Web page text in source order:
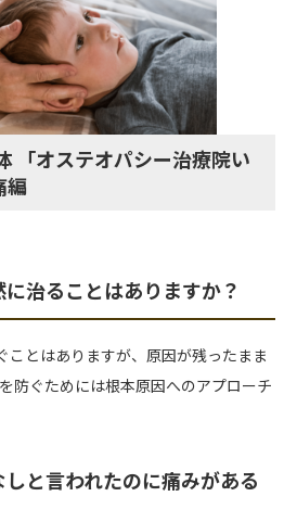
「オステオパシー治療院い
編
治ることはありますか？
ことはありますが、原因が残ったまま
防ぐためには根本原因へのアプローチ
と言われたのに痛みがある